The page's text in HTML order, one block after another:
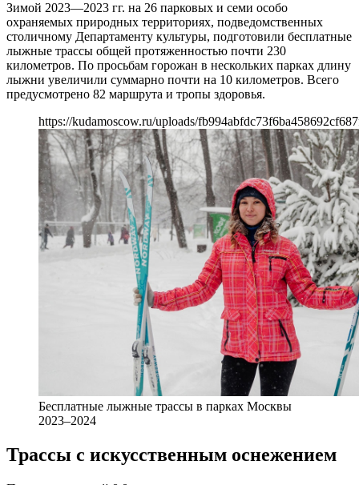
Зимой 2023—2023 гг. на 26 парковых и семи особо
охраняемых природных территориях, подведомственных
столичному Департаменту культуры, подготовили бесплатные
лыжные трассы общей протяженностью почти 230
километров. По просьбам горожан в нескольких парках длину
лыжни увеличили суммарно почти на 10 километров. Всего
предусмотрено 82 маршрута и тропы здоровья.
https://kudamoscow.ru/uploads/
Бесплатные лыжные трассы в парках Москвы
2023–2024
Трассы с искусственным оснежением